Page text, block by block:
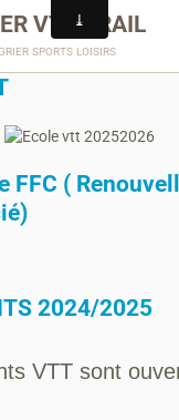
VTT-TRAIL
sports loisirs
FFC (
2024/2025
VTT sont